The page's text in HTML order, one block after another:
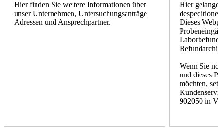
Hier finden Sie weitere Informationen über
unser Unternehmen, Untersuchungsanträge
Adressen und Ansprechpartner.
Hier
Dieses
Wenn Sie
und dieses
möchten,
902050 in